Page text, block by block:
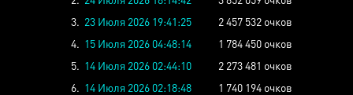
3. 23 Июля 2026 19:41:25
2 457 532 очков
4. 15 Июля 2026 04:48:14
1 784 450 очков
5. 14 Июля 2026 02:44:10
2 273 481 очков
6. 14 Июля 2026 02:18:48
1 740 194 очков